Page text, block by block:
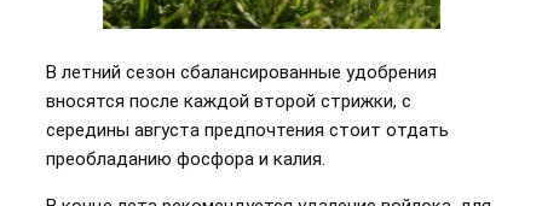
В летний сезон сбалансированные удобрения
вносятся после каждой второй стрижки, с
середины августа предпочтения стоит отдать
преобладанию фосфора и калия.